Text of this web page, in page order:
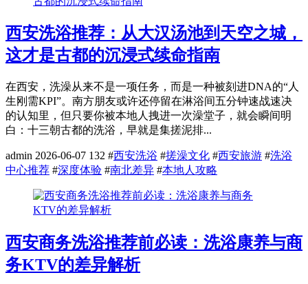
西安洗浴推荐：从大汉汤池到天空之城，
这才是古都的沉浸式续命指南
在西安，洗澡从来不是一项任务，而是一种被刻进DNA的“人
生刚需KPI”。南方朋友或许还停留在淋浴间五分钟速战速决
的认知里，但只要你被本地人拽进一次澡堂子，就会瞬间明
白：十三朝古都的洗浴，早就是集搓泥排...
admin 2026-06-07 132 #西安洗浴 #搓澡文化 #西安旅游 #洗浴
中心推荐 #深度体验 #南北差异 #本地人攻略
西安商务洗浴推荐前必读：洗浴康养与商
务KTV的差异解析